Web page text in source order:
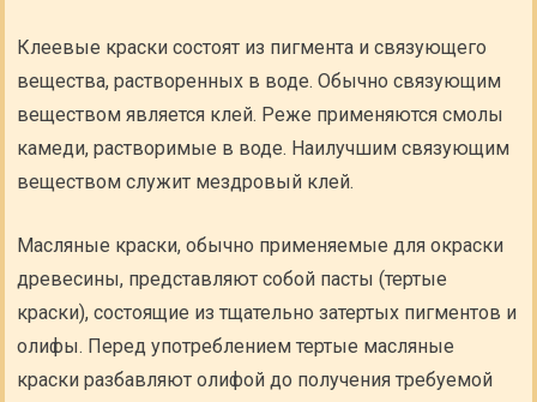
Клеевые краски состоят из пигмента и связующего
вещества, растворенных в воде. Обычно связующим
веществом является клей. Реже применяются смолы
камеди, растворимые в воде. Наилучшим связующим
веществом служит мездровый клей.
Масляные краски, обычно применяемые для окраски
древесины, представляют собой пасты (тертые
краски), состоящие из тщательно затертых пигментов и
олифы. Перед употреблением тертые масляные
краски разбавляют олифой до получения требуемой